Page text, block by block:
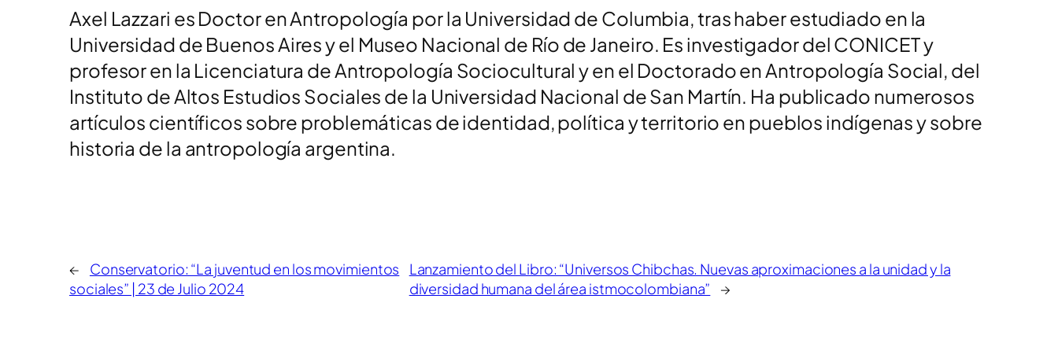
Axel Lazzari es Doctor en Antropología por la Universidad de Columbia, tras haber estudiado en la
Universidad de Buenos Aires y el Museo Nacional de Río de Janeiro. Es investigador del CONICET y
profesor en la Licenciatura de Antropología Sociocultural y en el Doctorado en Antropología Social, del
Instituto de Altos Estudios Sociales de la Universidad Nacional de San Martín. Ha publicado numerosos
artículos científicos sobre problemáticas de identidad, política y territorio en pueblos indígenas y sobre
historia de la antropología argentina.
←
Conservatorio: “La juventud en los movimientos
sociales” | 23 de Julio 2024
Lanzamiento del Libro: “Universos Chibchas. Nuevas aproximaciones a la unidad y la
diversidad humana del área istmocolombiana”
→